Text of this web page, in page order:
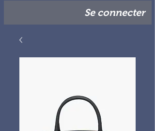
Se connecter